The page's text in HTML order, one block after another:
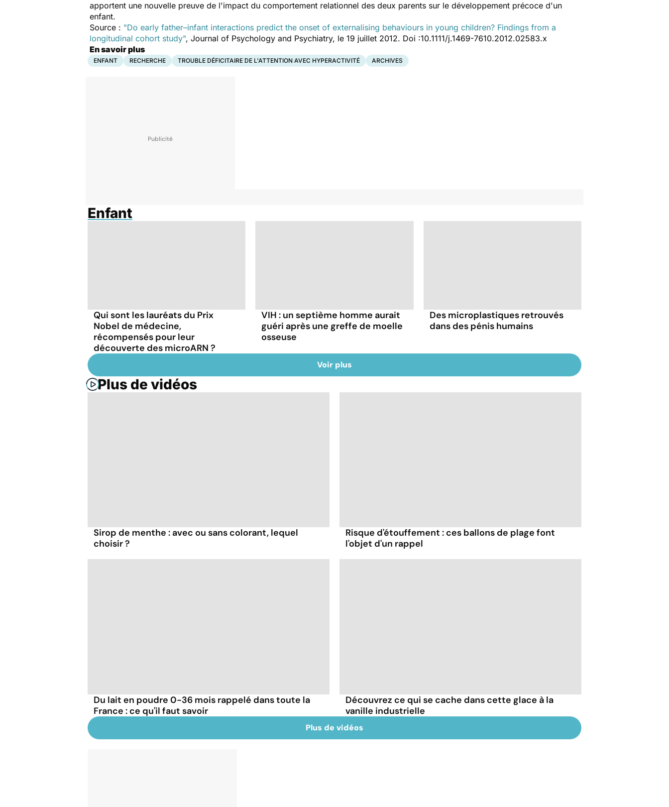
apportent une nouvelle preuve de l'impact du comportement relationnel des deux parents sur le développement précoce d'un
enfant.
Source : "Do early father–infant interactions predict the onset of externalising behaviours in young children? Findings from a
longitudinal cohort study", Journal of Psychology and Psychiatry, le 19 juillet 2012. Doi :10.1111/j.1469-7610.2012.02583.x
En savoir plus
ENFANT RECHERCHE TROUBLE DÉFICITAIRE DE L'ATTENTION AVEC HYPERACTIVITÉ ARCHIVES
Enfant
Qui sont les lauréats du Prix
Nobel de médecine,
récompensés pour leur
découverte des microARN ?
VIH : un septième homme aurait
guéri après une greffe de moelle
osseuse
Des microplastiques retrouvés
dans des pénis humains
Voir plus
Plus de vidéos
Sirop de menthe : avec ou sans colorant, lequel
choisir ?
Risque d'étouffement : ces ballons de plage font
l'objet d'un rappel
Du lait en poudre 0-36 mois rappelé dans toute la
France : ce qu'il faut savoir
Découvrez ce qui se cache dans cette glace à la
vanille industrielle
Plus de vidéos